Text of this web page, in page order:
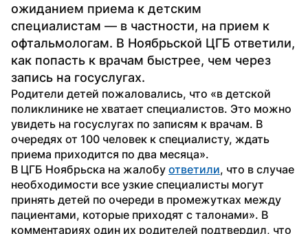
ожиданием приема к детским
специалистам — в частности, на прием к
офтальмологам. В Ноябрьской ЦГБ ответили,
как попасть к врачам быстрее, чем через
запись на госуслугах.
Родители детей пожаловались, что «в детской
поликлинике не хватает специалистов. Это можно
увидеть на госуслугах по записям к врачам. В
очередях от 100 человек к специалисту, ждать
приема приходится по два месяца».
В ЦГБ Ноябрьска на жалобу ответили, что в случае
необходимости все узкие специалисты могут
принять детей по очереди в промежутках между
пациентами, которые приходят с талонами». В
комментариях один их родителей подтвердил, что